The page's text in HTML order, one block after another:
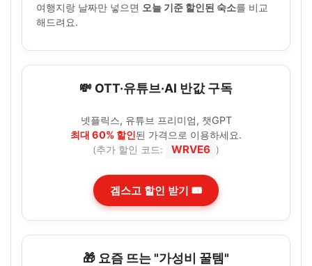
여행지랑 날짜만 넣으면 오늘 기준 할인된 숙소를 비교
해드려요.
💸 OTT·유튜브·AI 반값 구독
넷플릭스, 유튜브 프리미엄, 챗GPT
최대 60% 할인된 가격으로 이용하세요.
(추가 할인 코드: WRVE6 )
겜스고 할인 받기 🎟️
🎁 요즘 뜨는 "가성비 꿀템"